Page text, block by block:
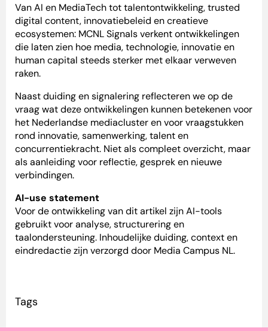
Van AI en MediaTech tot talentontwikkeling, trusted
digital content, innovatiebeleid en creatieve
ecosystemen: MCNL Signals verkent ontwikkelingen
die laten zien hoe media, technologie, innovatie en
human capital steeds sterker met elkaar verweven
raken.
Naast duiding en signalering reflecteren we op de
vraag wat deze ontwikkelingen kunnen betekenen voor
het Nederlandse mediacluster en voor vraagstukken
rond innovatie, samenwerking, talent en
concurrentiekracht. Niet als compleet overzicht, maar
als aanleiding voor reflectie, gesprek en nieuwe
verbindingen.
AI-use statement
Voor de ontwikkeling van dit artikel zijn AI-tools
gebruikt voor analyse, structurering en
taalondersteuning. Inhoudelijke duiding, context en
eindredactie zijn verzorgd door Media Campus NL.
Tags